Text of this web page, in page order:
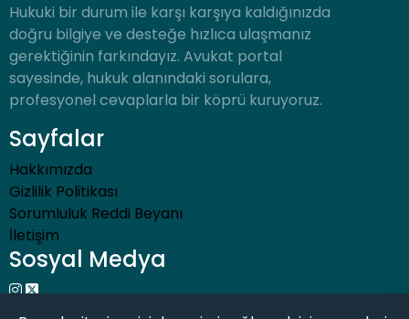
Hukuki bir durum ile karşı karşıya kaldığınızda
doğru bilgiye ve desteğe hızlıca ulaşmanız
gerektiğinin farkındayız. Avukat portal
sayesinde, hukuk alanındaki sorulara,
profesyonel cevaplarla bir köprü kuruyoruz.
Sayfalar
Hakkımızda
Gizlilik Politikası
Sorumluluk Reddi Beyanı
İletişim
Sosyal Medya